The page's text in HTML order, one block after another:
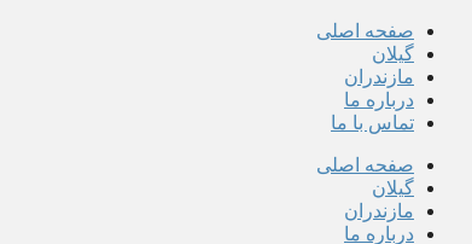
پرش
محتوا
صفحه اصلی
گیلان
مازندران
درباره ما
تماس با ما
صفحه اصلی
گیلان
مازندران
درباره ما